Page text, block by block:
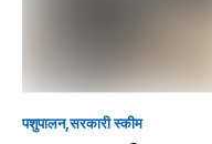
पशुपालन सरकारी स्की‍म